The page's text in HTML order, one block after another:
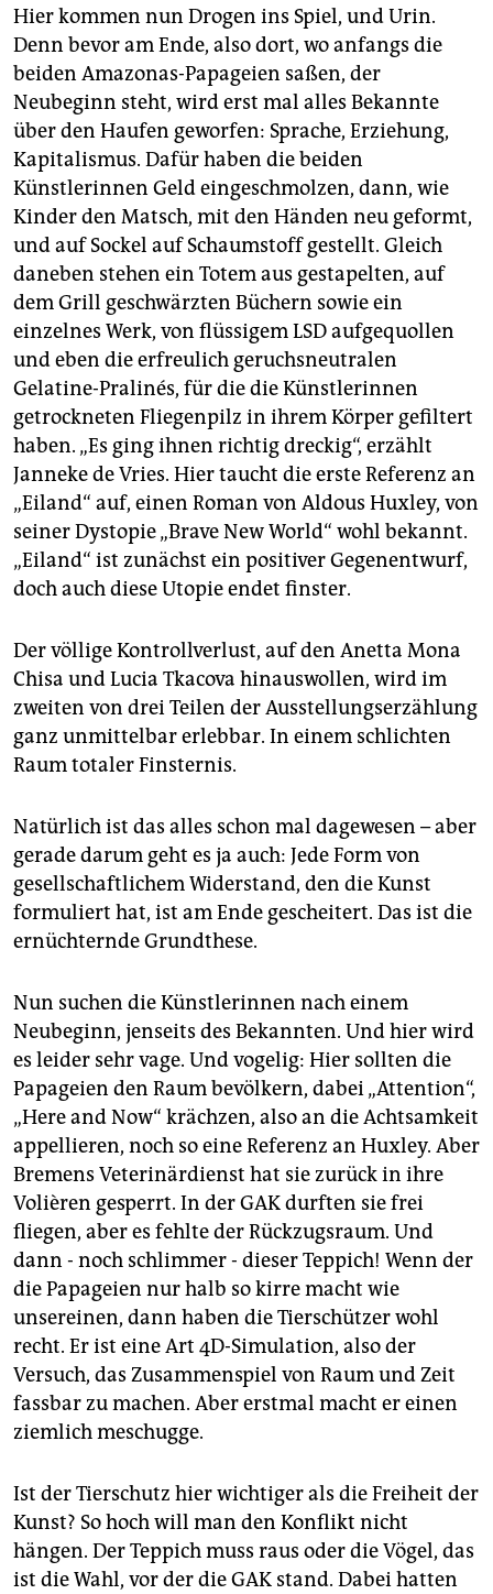
Hier kommen nun Drogen ins Spiel, und Urin.
Denn bevor am Ende, also dort, wo anfangs die
beiden Amazonas-Papageien saßen, der
Neubeginn steht, wird erst mal alles Bekannte
über den Haufen geworfen: Sprache, Erziehung,
Kapitalismus. Dafür haben die beiden
Künstlerinnen Geld eingeschmolzen, dann, wie
Kinder den Matsch, mit den Händen neu geformt,
und auf Sockel auf Schaumstoff gestellt. Gleich
daneben stehen ein Totem aus gestapelten, auf
dem Grill geschwärzten Büchern sowie ein
einzelnes Werk, von flüssigem LSD aufgequollen
und eben die erfreulich geruchsneutralen
Gelatine-Pralinés, für die die Künstlerinnen
getrockneten Fliegenpilz in ihrem Körper gefiltert
haben. „Es ging ihnen richtig dreckig“, erzählt
Janneke de Vries. Hier taucht die erste Referenz an
„Eiland“ auf, einen Roman von Aldous Huxley, von
seiner Dystopie „Brave New World“ wohl bekannt.
„Eiland“ ist zunächst ein positiver Gegenentwurf,
doch auch diese Utopie endet finster.
Der völlige Kontrollverlust, auf den Anetta Mona
Chisa und Lucia Tkacova hinauswollen, wird im
zweiten von drei Teilen der Ausstellungserzählung
ganz unmittelbar erlebbar. In einem schlichten
Raum totaler Finsternis.
Natürlich ist das alles schon mal dagewesen – aber
gerade darum geht es ja auch: Jede Form von
gesellschaftlichem Widerstand, den die Kunst
formuliert hat, ist am Ende gescheitert. Das ist die
ernüchternde Grundthese.
Nun suchen die Künstlerinnen nach einem
Neubeginn, jenseits des Bekannten. Und hier wird
es leider sehr vage. Und vogelig: Hier sollten die
Papageien den Raum bevölkern, dabei „Attention“,
„Here and Now“ krächzen, also an die Achtsamkeit
appellieren, noch so eine Referenz an Huxley. Aber
Bremens Veterinärdienst hat sie zurück in ihre
Volièren gesperrt. In der GAK durften sie frei
fliegen, aber es fehlte der Rückzugsraum. Und
dann - noch schlimmer - dieser Teppich! Wenn der
die Papageien nur halb so kirre macht wie
unsereinen, dann haben die Tierschützer wohl
recht. Er ist eine Art 4D-Simulation, also der
Versuch, das Zusammenspiel von Raum und Zeit
fassbar zu machen. Aber erstmal macht er einen
ziemlich meschugge.
Ist der Tierschutz hier wichtiger als die Freiheit der
Kunst? So hoch will man den Konflikt nicht
hängen. Der Teppich muss raus oder die Vögel, das
ist die Wahl, vor der die GAK stand. Dabei hatten